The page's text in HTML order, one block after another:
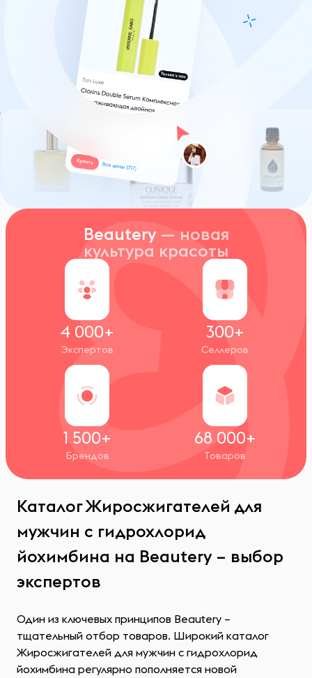
Beautery — новая
культура красоты
4 000+
Экспертов
300+
Селлеров
1 500+
Брендов
68 000+
Товаров
Каталог Жиросжигателей для
мужчин с гидрохлорид
йохимбина на Beautery – выбор
экспертов
Один из ключевых принципов Beautery –
тщательный отбор товаров. Широкий каталог
Жиросжигателей для мужчин с гидрохлорид
йохимбина регулярно пополняется новой